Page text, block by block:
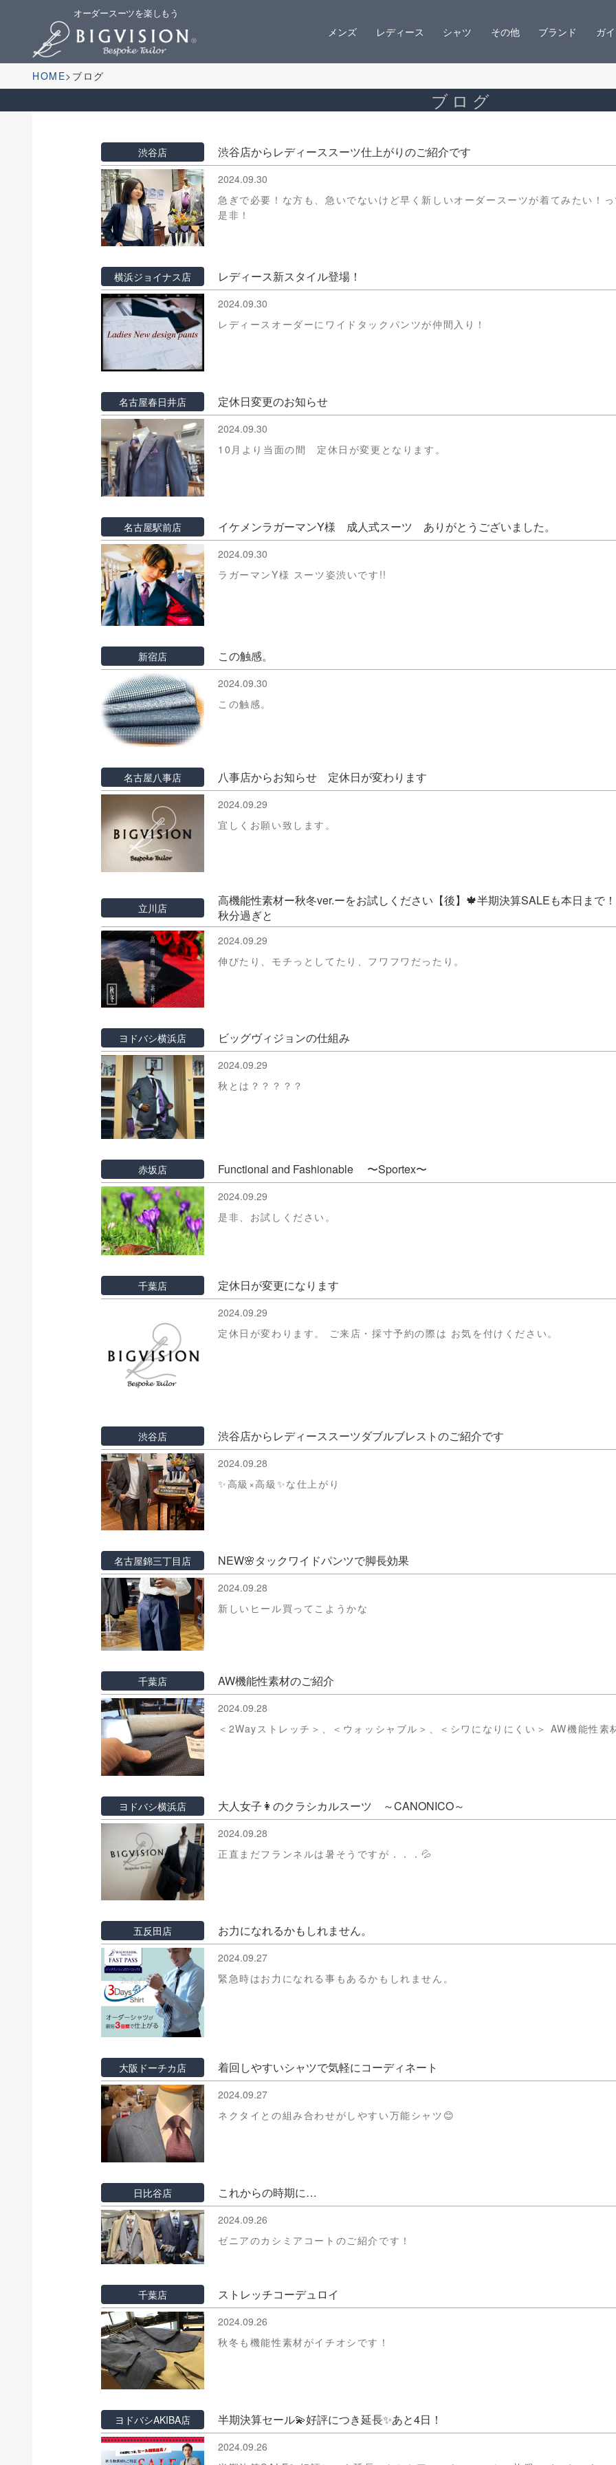
オーダースーツを楽しもう
メンズ レディース シャツ その他 ブランド ガ
HOME ブログ
ブログ
渋谷店 渋谷店からレディーススーツ仕上がりのご紹介です
2024.09.30
急ぎで必要！な方も、急いでないけど早く新しいオーダースーツが着てみたい！
是非！
横浜ジョイナス店 レディース新スタイル登場！
2024.09.30
レディースオーダーにワイドタックパンツが仲間入り！
名古屋春日井店 定休日変更のお知らせ
2024.09.30
10月より当面の間 定休日が変更となります。
名古屋駅前店 イケメンラガーマンY様 成人式スーツ ありがとうございました。
2024.09.30
ラガーマンY様 スーツ姿渋いです!!
新宿店 この触感。
2024.09.30
この触感。
名古屋八事店 八事店からお知らせ 定休日が変わります
2024.09.29
宜しくお願い致します。
立川店
高機能性素材ー秋冬ver.ーをお試しください【後】🍁半期決算SALEも本日まで
秋分過ぎと
2024.09.29
伸びたり、モチっとしてたり、フワフワだったり。
ヨドバシ横浜店 ビッグヴィジョンの仕組み
2024.09.29
秋とは？？？？？
赤坂店 Functional and Fashionable 〜Sportex〜
2024.09.29
是非、お試しください。
千葉店 定休日が変更になります
2024.09.29
定休日が変わります。 ご来店・採寸予約の際は お気を付けください。
渋谷店 渋谷店からレディーススーツダブルブレストのご紹介です
2024.09.28
✨高級×高級✨な仕上がり
名古屋錦三丁目店 NEW🌸タックワイドパンツで脚長効果
2024.09.28
新しいヒール買ってこようかな
千葉店 AW機能性素材のご紹介
2024.09.28
＜2Wayストレッチ＞、＜ウォッシャブル＞、＜シワになりにくい＞ AW機能性素
ヨドバシ横浜店 大人女子👩のクラシカルスーツ ～CANONICO～
2024.09.28
正直まだフランネルは暑そうですが．．．💦
五反田店 お力になれるかもしれません。
2024.09.27
緊急時はお力になれる事もあるかもしれません。
大阪ドーチカ店 着回しやすいシャツで気軽にコーディネート
2024.09.27
ネクタイとの組み合わせがしやすい万能シャツ😊
日比谷店 これからの時期に…
2024.09.26
ゼニアのカシミアコートのご紹介です！
千葉店 ストレッチコーデュロイ
2024.09.26
秋冬も機能性素材がイチオシです！
ヨドバシAKIBA店 半期決算セール💫好評につき延長✨あと4日！
2024.09.26